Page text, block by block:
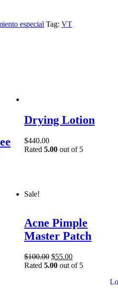
especial Tag: VT
Drying Lotion
$440.00
Rated 5.00 out of 5
Sale!
Acne Pimple
Master Patch
$100.00 $55.00
Rated 5.00 out of 5